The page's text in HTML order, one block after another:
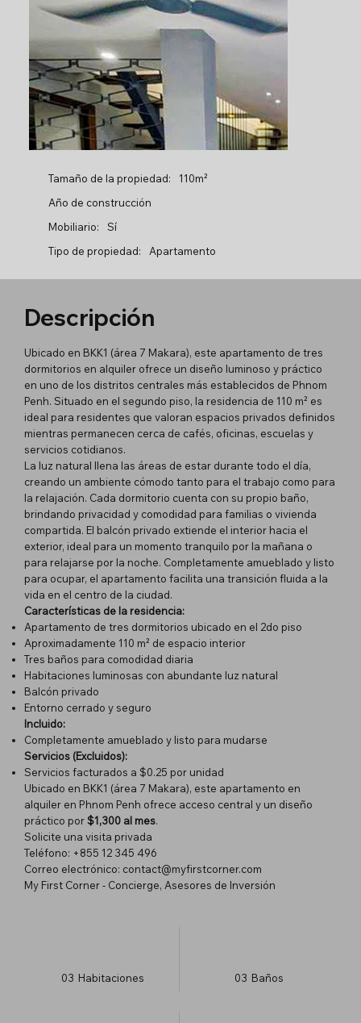
Tamaño de la propiedad:
110m²
Año de construcción
Mobiliario:
Sí
Tipo de propiedad:
Apartamento
Descripción
Ubicado en BKK1 (área 7 Makara), este apartamento de tres
dormitorios en alquiler ofrece un diseño luminoso y práctico
en uno de los distritos centrales más establecidos de Phnom
Penh. Situado en el segundo piso, la residencia de 110 m² es
ideal para residentes que valoran espacios privados definidos
mientras permanecen cerca de cafés, oficinas, escuelas y
servicios cotidianos.
La luz natural llena las áreas de estar durante todo el día,
creando un ambiente cómodo tanto para el trabajo como para
la relajación. Cada dormitorio cuenta con su propio baño,
brindando privacidad y comodidad para familias o vivienda
compartida. El balcón privado extiende el interior hacia el
exterior, ideal para un momento tranquilo por la mañana o
para relajarse por la noche. Completamente amueblado y listo
para ocupar, el apartamento facilita una transición fluida a la
vida en el centro de la ciudad.
Características de la residencia:
Apartamento de tres dormitorios ubicado en el 2do piso
Aproximadamente 110 m² de espacio interior
Tres baños para comodidad diaria
Habitaciones luminosas con abundante luz natural
Balcón privado
Entorno cerrado y seguro
Incluido:
Completamente amueblado y listo para mudarse
Servicios (Excluidos):
Servicios facturados a $0.25 por unidad
Ubicado en BKK1 (área 7 Makara), este apartamento en
alquiler en Phnom Penh ofrece acceso central y un diseño
práctico por $1,300 al mes.
Solicite una visita privada
Teléfono: +855 12 345 496
Correo electrónico: contact@myfirstcorner.com
My First Corner - Concierge, Asesores de Inversión
03 Habitaciones 03 Baños